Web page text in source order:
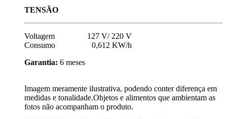
TENSÃO
Voltagem 127 V/ 220 V
Consumo 0,612 KW/h
Garantia: 6 meses
Imagem meramente ilustrativa, podendo conter diferença em
medidas e tonalidade.Objetos e alimentos que ambientam as
fotos não acompanham o produto.